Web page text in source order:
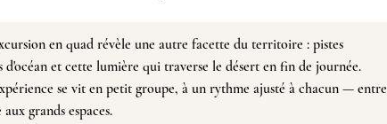
en quad révèle une autre facette du territoire : pistes
d'océan et cette lumière qui traverse le désert en fin de journée.
se vit en petit groupe, à un rythme ajusté à chacun — entre
grands espaces.